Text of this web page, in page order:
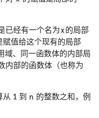
已经有一个名为x 的局部
赋值给这个现有的局部
域、同一函数体的内部局
内部的函数体（也称为
1 到 n 的整数之和，例